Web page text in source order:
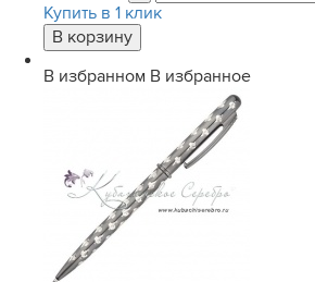
Купить в 1 клик
В избранном В избранное